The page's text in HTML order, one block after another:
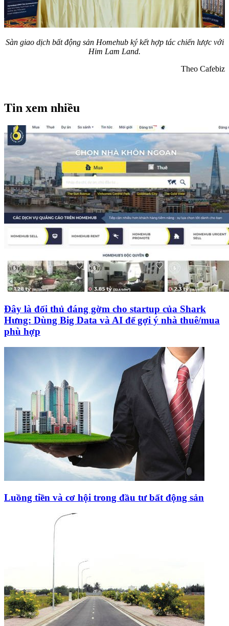
Sàn giao dịch bất động sản Homehub ký kết hợp tác chiến lược với
Him Lam Land.
Theo Cafebiz
Tin xem nhiều
Đây là đối thủ đáng gờm cho startup của Shark
Hưng: Dùng Big Data và AI để gợi ý nhà thuê/mua
phù hợp
Luồng tiền và cơ hội trong đầu tư bất động sản